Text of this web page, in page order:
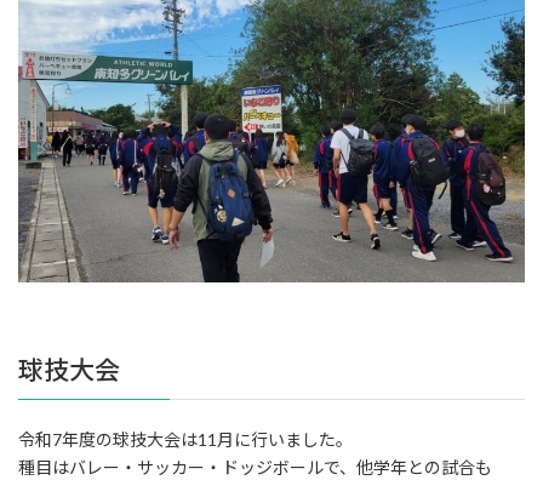
球技大会
令和7年度の球技大会は11月に行いました。
種目はバレー・サッカー・ドッジボールで、他学年との試合も